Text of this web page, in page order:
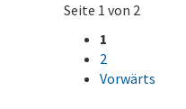
Seite 1 von 2
1
2
Vorwärts